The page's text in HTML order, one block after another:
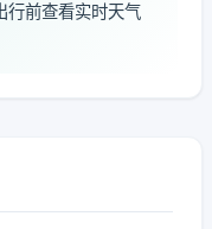
行前查看实时天气